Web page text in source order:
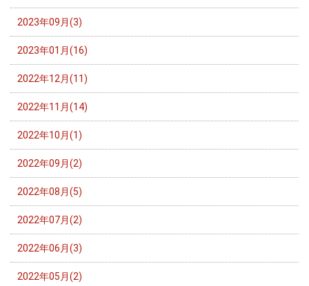
2023年09月(3)
2023年01月(16)
2022年12月(11)
2022年11月(14)
2022年10月(1)
2022年09月(2)
2022年08月(5)
2022年07月(2)
2022年06月(3)
2022年05月(2)